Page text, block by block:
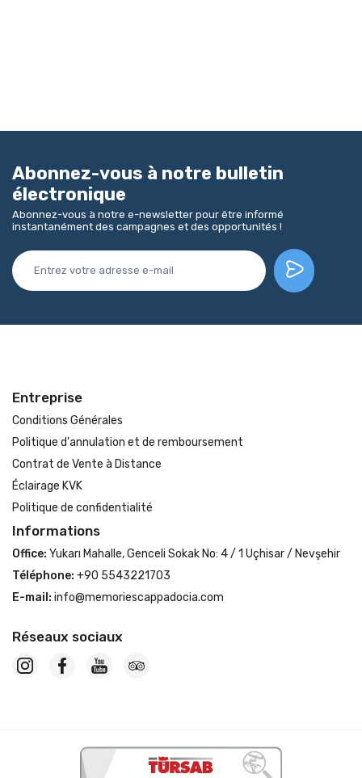
Abonnez-vous à notre bulletin
électronique
Abonnez-vous à notre e-newsletter pour être informé
instantanément des campagnes et des opportunités !
Entreprise
Conditions Générales
Politique d'annulation et de remboursement
Contrat de Vente à Distance
Éclairage KVK
Politique de confidentialité
Informations
Office: Yukarı Mahalle, Genceli Sokak No: 4 / 1 Uçhisar / Nevşehir
Téléphone: +90 5543221703
E-mail: info@memoriescappadocia.com
Réseaux sociaux